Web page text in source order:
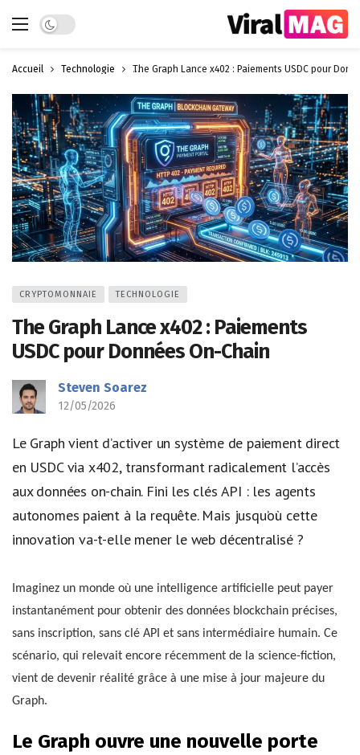
Dark mode
Accueil Technologie The Graph Lance x402 : Paiements USDC pour
CRYPTOMONNAIE TECHNOLOGIE
The Graph Lance x402 : Paiements
USDC pour Données On-Chain
Steven Soarez
12/05/2026
Le Graph vient d’activer un système de paiement direct
en USDC via x402, transformant radicalement l’accès
aux données on-chain. Fini les clés API : les agents
autonomes paient à la requête. Mais jusqu’où cette
innovation va-t-elle mener le web décentralisé ?
Imaginez un monde où une intelligence artificielle peut payer
instantanément pour obtenir des données blockchain précises,
sans inscription, sans clé API et sans intermédiaire humain. Ce
scénario, qui relevait encore récemment de la science-fiction,
vient de devenir réalité grâce à une mise à jour majeure du
Graph.
Le Graph ouvre une nouvelle porte